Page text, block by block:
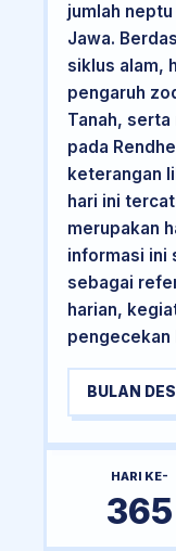
jumlah
Jawa.
siklus alam,
pengaruh
Tanah,
pada
keterangan
hari ini
merupakan
informasi ini
sebagai
harian,
pengecekan
BULAN
HARI KE-
365